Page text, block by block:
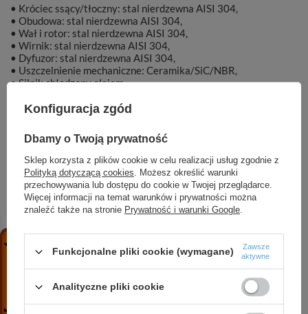
• Króciec ssący/tłoczny: stal nierdzewna AISI 304,
• Obudowa: stal nierdzewna AISI 304,
• Wał i rotor: stal nierdzewna AISI 304,
• Wirnik: stal nierdzewna AISI 304,
• Dyfuzor: stal nierdzewna AISI 304,
• Uszczelnienie mechaniczne: Ceramika/SiC/NBR,
• Silnik chłodzony olejem.
Marka DAMBAT
Symbol KAT00319
ZOBACZ RÓWNIEŻ
MH 2200 INOX (2,2 kW, 230 V) hydrofor PC-20P
Konfiguracja zgód
Dbamy o Twoją prywatność
Sklep korzysta z plików cookie w celu realizacji usług zgodnie z
Polityką dotyczącą cookies. Możesz określić warunki
przechowywania lub dostępu do cookie w Twojej przeglądarce.
Więcej informacji na temat warunków i prywatności można
znaleźć także na stronie Prywatność i warunki Google.
Funkcjonalne pliki cookie (wymagane)
Zawsze
aktywne
Analityczne pliki cookie